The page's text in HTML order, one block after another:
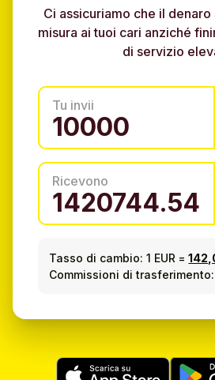
Ci assicuriamo che il
misura ai tuoi cari anziché
di servizio
Tu invii
Ricevono
Tasso di cambio: 1 EUR =
Commissioni di trasferimento: